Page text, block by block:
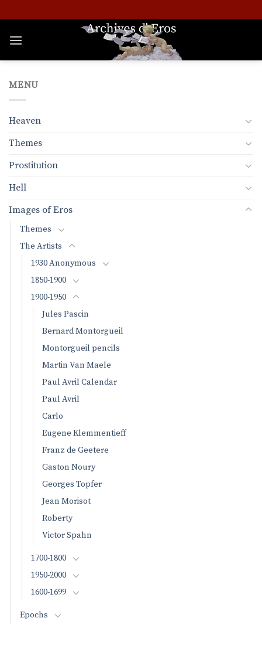
to
content
MENU
Heaven
Themes
Prostitution
Hell
Images of Eros
Themes
The Artists
1930 Anonymous
1850-1900
1900-1950
Jules Pascin
Bernard Montorgueil
Montorgueil pencils
Martin Van Maele
Paul Avril Calendar
Paul Avril
Carlo
Eugene Klemmentieff
Franz de Geetere
Gaston Noury
Georges Topfer
Jean Morisot
Roberty
Victor Spahn
1700-1800
1950-2000
1600-1699
Epochs